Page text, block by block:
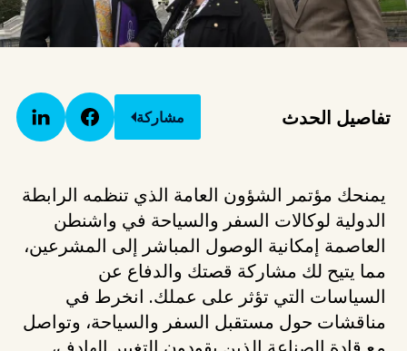
تفاصيل الحدث مشاركة
يمنحك مؤتمر الشؤون العامة الذي تنظمه الرابطة
الدولية لوكالات السفر والسياحة في واشنطن
العاصمة إمكانية الوصول المباشر إلى المشرعين،
مما يتيح لك مشاركة قصتك والدفاع عن
السياسات التي تؤثر على عملك. انخرط في
مناقشات حول مستقبل السفر والسياحة، وتواصل